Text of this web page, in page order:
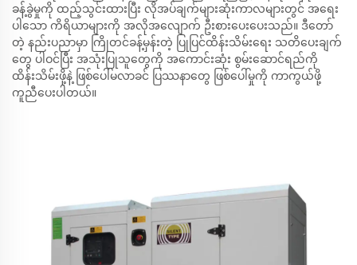
ခန့်ခွဲမှုကို ထည့်သွင်းထားပြီး လိုအပ်ချက်များဆုံးကာလများတွင် အရေး
ပါသော ကိရိယာများကို အလိုအလျောက် ဦးစားပေးပေးသည်။ ဒီတော်
တဲ့ နည်းပညာမှာ ကြိုတင်ခန့်မှန်းတဲ့ ပြုပြင်ထိန်းသိမ်းရေး သတိပေးချက်
တွေ ပါဝင်ပြီး အသုံးပြုသူတွေကို အကောင်းဆုံး စွမ်းဆောင်ရည်ကို
ထိန်းသိမ်းဖို့နဲ့ ဖြစ်ပေါ်မလာခင် ပြဿနာတွေ ဖြစ်ပေါ်မှုကို ကာကွယ်ဖို့
ကူညီပေးပါတယ်။